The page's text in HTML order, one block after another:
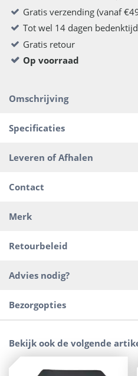
Gratis verzending (vanaf
Tot wel 14 dagen bedenktijd
Gratis retour
Op voorraad
Omschrijving
Specificaties
Leveren of Afhalen
Contact
Merk
Retourbeleid
Advies nodig?
Bezorgopties
Bekijk ook de volgende